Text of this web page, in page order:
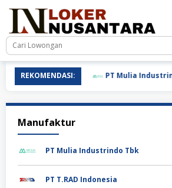
REKOMENDASI: PT Mulia
Manufaktur
PT Mulia Industrindo Tbk
PT T.RAD Indonesia